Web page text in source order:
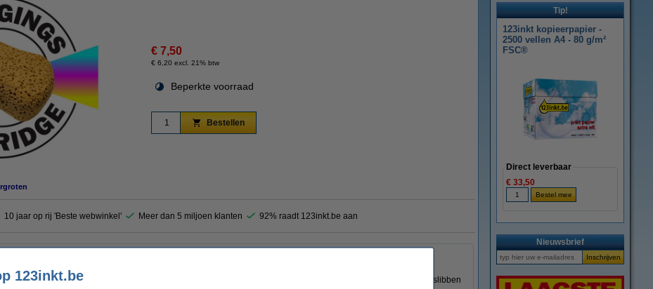
€ 7,50
€ 6,20 excl. 21% btw
Beperkte voorraad
Bestellen
10 jaar op rij 'Beste webwinkel' Meer dan 5 miljoen klanten 92% raadt 123inkt.be aan
voor de kleuren printkop van de Kodak 30XL, goed voor ongeveer 10 keer reinigen.
van uw printer genieten, daarom is van tijd tot tijd reinigen belangrijk. Een reinigingscartridge voorkomt het dichtslibben
Tip!
123inkt kopieerpapier -
2500 vellen A4 - 80 g/m²
FSC®
Direct leverbaar
€ 33,50
Nieuwsbrief
123inkt.be